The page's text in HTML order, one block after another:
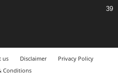
39
us Disclaimer
Privacy Policy
Conditions